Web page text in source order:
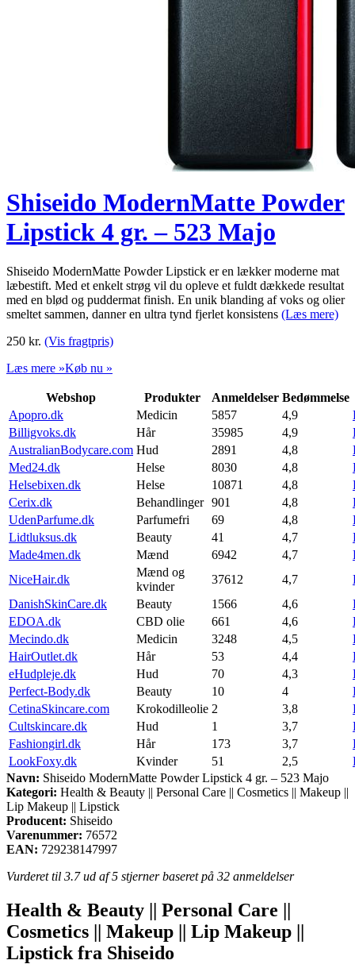
Shiseido ModernMatte Powder
Lipstick 4 gr. – 523 Majo
Shiseido ModernMatte Powder Lipstick er en lækker moderne mat
læbestift. Med et enkelt strøg vil du opleve et fuldt dækkede resultat
med en blød og puddermat finish. En unik blanding af voks og olier
smeltet sammen, danner en ultra tynd fjerlet konsistens (Læs mere)
250 kr. (Vis fragtpris)
Læs mere »Køb nu »
Webshop Produkter Anmeldelser Bedømmelse
Apopro.dk
Medicin 5857 4,9
Billigvoks.dk
Hår 35985 4,9
AustralianBodycare.com Hud 2891 4,8
Med24.dk
Helse 8030 4,8
Helsebixen.dk
Helse 10871 4,8
Cerix.dk
Behandlinger 901 4,8
UdenParfume.dk
Parfumefri 69 4,8
Lidtluksus.dk
Beauty 41 4,7
Made4men.dk
Mænd 6942 4,7
NiceHair.dk
Mænd og
kvinder
37612 4,7
DanishSkinCare.dk
Beauty 1566 4,6
EDOA.dk
CBD olie 661 4,6
Mecindo.dk
Medicin 3248 4,5
HairOutlet.dk
Hår 53 4,4
eHudpleje.dk
Hud 70 4,3
Perfect-Body.dk
Beauty 10 4
CetinaSkincare.com
Krokodilleolie 2 3,8
Cultskincare.dk
Hud 1 3,7
Fashiongirl.dk
Hår 173 3,7
LookFoxy.dk
Kvinder 51 2,5
Navn: Shiseido ModernMatte Powder Lipstick 4 gr. – 523 Majo
Kategori: Health & Beauty || Personal Care || Cosmetics || Makeup ||
Lip Makeup || Lipstick
Producent: Shiseido
Varenummer: 76572
EAN: 729238147997
Vurderet til 3.7ud af 5 stjerner baseret på 32 anmeldelser
Health & Beauty || Personal Care ||
Cosmetics || Makeup || Lip Makeup ||
Lipstick fra Shiseido